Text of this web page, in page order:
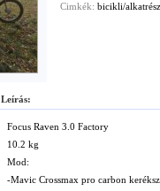
Cimkék: bicikli/
Leírás:
Focus Raven 3.0 Factory
10.2 kg
Mod:
-Mavic Crossmax pro carbon